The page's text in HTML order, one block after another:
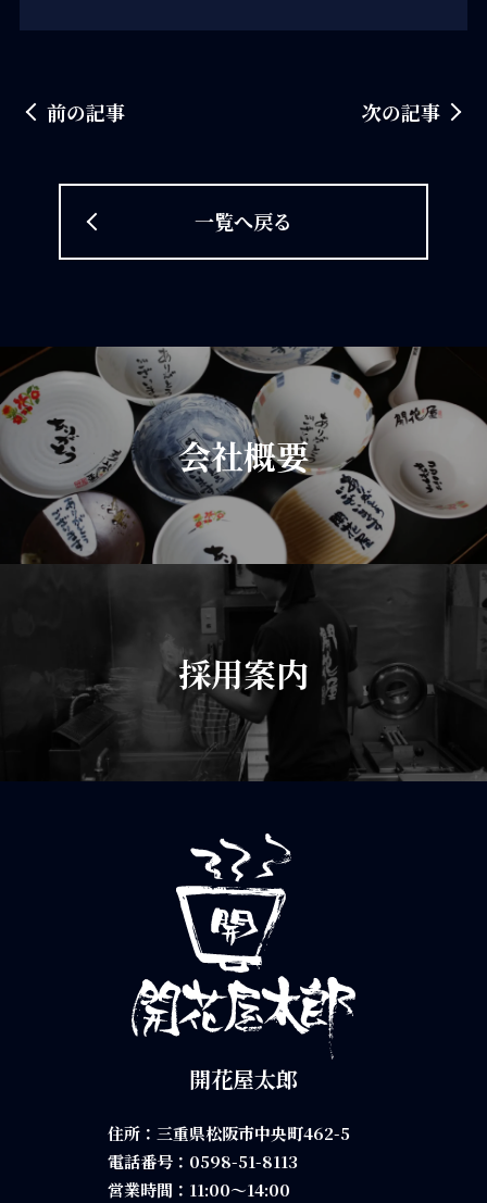
前の記事
一覧へ戻る
次の記事
会社概要
採用案内
開花屋太郎
住所：三重県松阪市中央町462-5
電話番号： 0598-51-8113
営業時間：11:00～14:00